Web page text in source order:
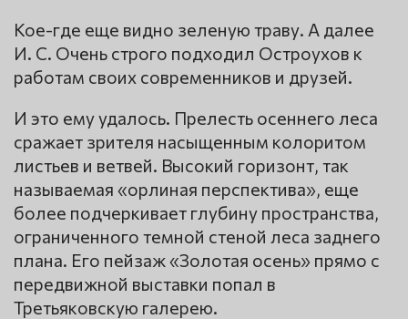
Кое-где еще видно зеленую траву. А далее
И. С. Очень строго подходил Остроухов к
работам своих современников и друзей.
И это ему удалось. Прелесть осеннего леса
сражает зрителя насыщенным колоритом
листьев и ветвей. Высокий горизонт, так
называемая «орлиная перспектива», еще
более подчеркивает глубину пространства,
ограниченного темной стеной леса заднего
плана. Его пейзаж «Золотая осень» прямо с
передвижной выставки попал в
Третьяковскую галерею.